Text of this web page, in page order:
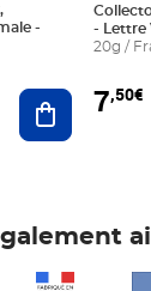
Ajouter au
- Lettre
20g /
7,50€
Prix